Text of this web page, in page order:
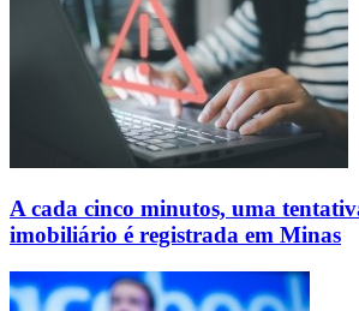
A cada cinco minutos, uma
imobiliário é registrada em Minas